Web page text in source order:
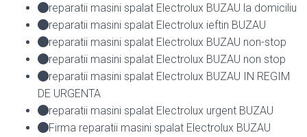
reparatii masini spalat Electrolux BUZAU la domiciliu
reparatii masini spalat Electrolux ieftin BUZAU
reparatii masini spalat Electrolux BUZAU non-stop
reparatii masini spalat Electrolux BUZAU non stop
reparatii masini spalat Electrolux BUZAU IN REGIM
DE URGENTA
reparatii masini spalat Electrolux urgent BUZAU
Firma reparatii masini spalat Electrolux BUZAU